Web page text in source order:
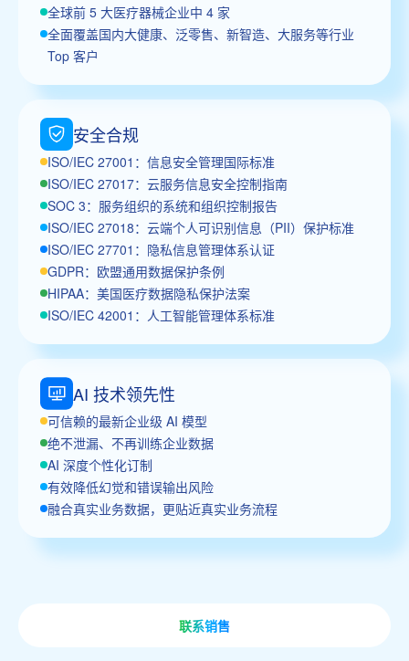
全球前 5 大医疗器械企业中 4 家
全面覆盖国内大健康、泛零售、新智造、大服务等行业
Top 客户
安全合规
ISO/IEC 27001：信息安全管理国际标准
ISO/IEC 27017：云服务信息安全控制指南
SOC 3：服务组织的系统和组织控制报告
ISO/IEC 27018：云端个人可识别信息（PII）保护标准
ISO/IEC 27701：隐私信息管理体系认证
GDPR：欧盟通用数据保护条例
HIPAA：美国医疗数据隐私保护法案
ISO/IEC 42001：人工智能管理体系标准
AI 技术领先性
可信赖的最新企业级 AI 模型
绝不泄漏、不再训练企业数据
AI 深度个性化订制
有效降低幻觉和错误输出风险
融合真实业务数据，更贴近真实业务流程
联系销售